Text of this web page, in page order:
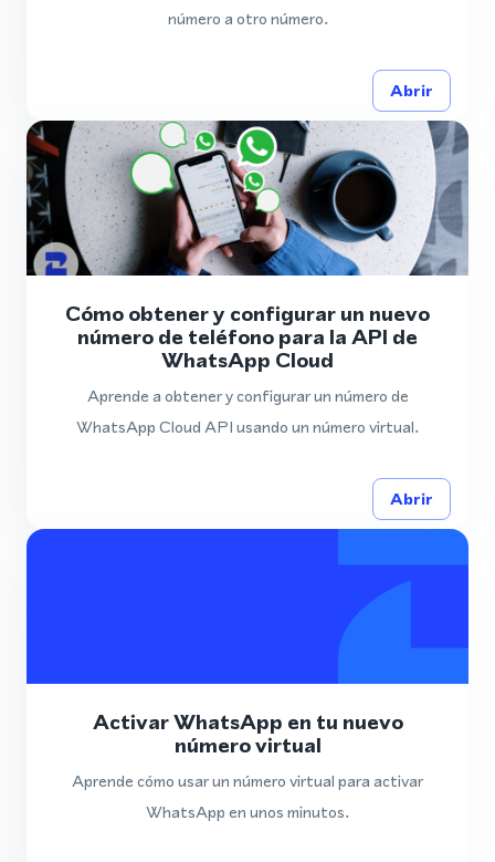
número a otro número.
Abrir
Cómo obtener y configurar un nuevo
número de teléfono para la API de
WhatsApp Cloud
Aprende a obtener y configurar un número de
WhatsApp Cloud API usando un número virtual.
Abrir
Activar WhatsApp en tu nuevo
número virtual
Aprende cómo usar un número virtual para activar
WhatsApp en unos minutos.